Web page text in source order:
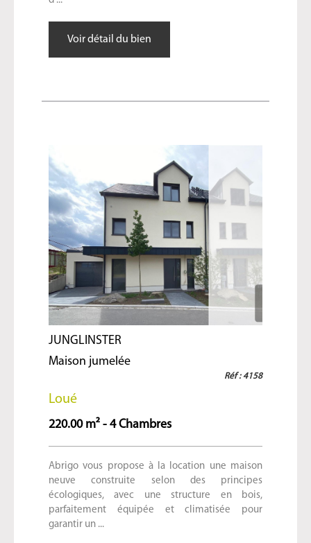
Voir détail du bien
JUNGLINSTER
Maison jumelée
Réf : 4158
Loué
220.00 m² - 4 Chambres
Abrigo vous propose à la location une maison
neuve construite selon des principes
écologiques, avec une structure en bois,
parfaitement équipée et climatisée pour
garantir un ...